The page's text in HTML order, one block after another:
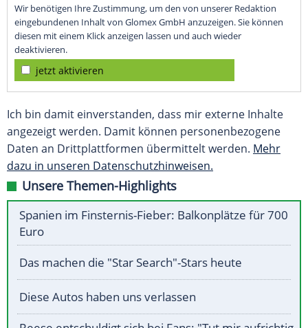
Wir benötigen Ihre Zustimmung, um den von unserer Redaktion
eingebundenen Inhalt von Glomex GmbH anzuzeigen. Sie können
diesen mit einem Klick anzeigen lassen und auch wieder
deaktivieren.
jetzt aktivieren
Ich bin damit einverstanden, dass mir externe Inhalte
angezeigt werden. Damit können personenbezogene
Daten an Drittplattformen übermittelt werden. Mehr
dazu in unseren Datenschutzhinweisen.
Unsere Themen-Highlights
Spanien im Finsternis-Fieber: Balkonplätze für 700
Euro
Das machen die "Star Search"-Stars heute
Diese Autos haben uns verlassen